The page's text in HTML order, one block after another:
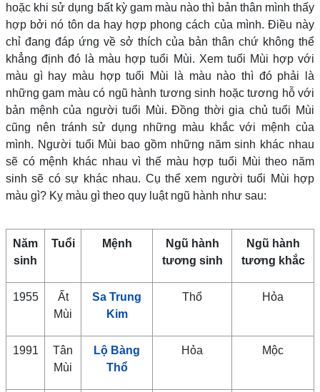
hoặc khi sử dụng bất kỳ gam màu nào thì bản thân mình thấy
hợp bởi nó tôn da hay hợp phong cách của mình. Điều này
chỉ đang đáp ứng về sở thích của bản thân chứ không thể
khẳng định đó là màu hợp tuổi Mùi. Xem tuổi Mùi hợp với
màu gì hay màu hợp tuổi Mùi là màu nào thì đó phải là
những gam màu có ngũ hành tương sinh hoặc tương hỗ với
bản mệnh của người tuổi Mùi. Đồng thời gia chủ tuổi Mùi
cũng nên tránh sử dụng những màu khắc với mệnh của
mình. Người tuổi Mùi bao gồm những năm sinh khác nhau
sẽ có mệnh khác nhau vì thế màu hợp tuổi Mùi theo năm
sinh sẽ có sự khác nhau. Cụ thể xem người tuổi Mùi hợp
màu gì? Kỵ màu gì theo quy luật ngũ hành như sau:
Năm
sinh
Tuổi Mệnh
Ngũ hành
tương sinh
Ngũ hành
tương khắc
1955
Ất
Mùi
Sa Trung
Kim
Thổ Hỏa
1991
Tân
Mùi
Lộ Bàng
Thổ
Hỏa Mộc